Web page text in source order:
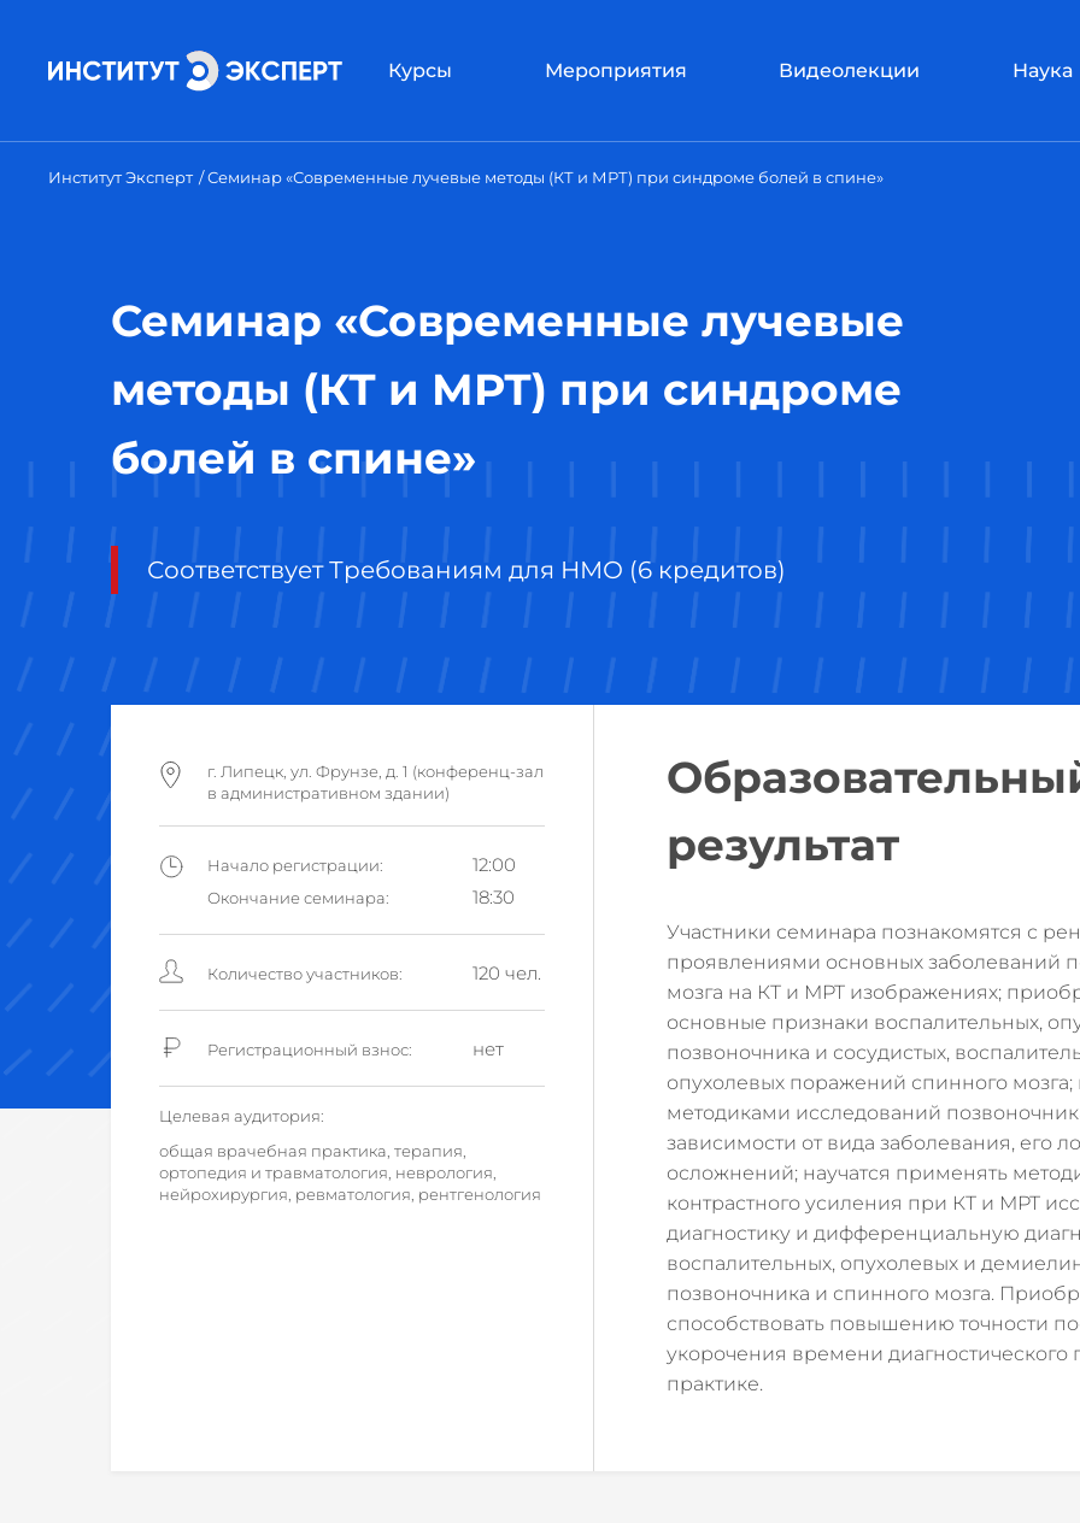
Курсы Мероприятия Видеолекции Наука
Институт Эксперт Семинар «Современные лучевые методы (КТ и МРТ) при синдроме болей в спине»
Семинар «Современные лучевые
методы (КТ и МРТ) при синдроме
болей в спине»
Соответствует Требованиям для НМО (6 кредитов)
г. Липецк, ул. Фрунзе, д. 1 (конференц-зал
в административном здании)
Начало регистрации: 12:00
Окончание семинара: 18:30
Количество участников: 120 чел.
Регистрационный взнос: нет
Целевая аудитория:
общая врачебная практика, терапия,
ортопедия и травматология, неврология,
нейрохирургия, ревматология, рентгенология
результат
Участники семинара познакомятся с
проявлениями основных заболеваний
мозга на КТ и МРТ изображениях;
основные признаки воспалительных,
позвоночника и сосудистых,
опухолевых поражений спинного
методиками исследований
зависимости от вида заболевания, его
осложнений; научатся применять
контрастного усиления при КТ и МРТ
диагностику и дифференциальную
воспалительных, опухолевых и
позвоночника и спинного мозга.
способствовать повышению точности
укорочения времени диагностического
практике.